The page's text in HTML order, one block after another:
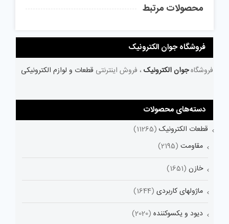
محصولات مرتبط
فروشگاه جوان الکترونیک
فروشگاهجوان الکترونیک ، فروش اینترنتی قطعات و لوازم الکترونیکی
دسته‌های محصولات
قطعات الکترونیک (11265)
مقاومت (2195)
خازن (1651)
ماژولهای کاربردی (1644)
دیود و یکسوکننده (2020)